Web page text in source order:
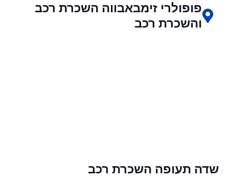
פופולרי זימבאבווה השכרת רכב
והשכרת רכב
שדה תעופה השכרת רכב